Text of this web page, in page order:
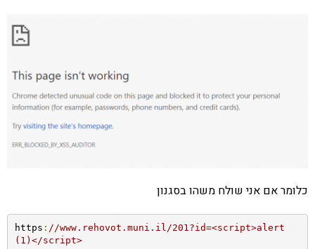
כלומר אם אני שולח משהו בסגנון
https : //www.rehovot.muni.il/201?id=<script>alert
(1)</script>